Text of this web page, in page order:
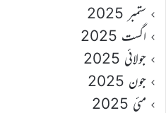
ستمبر 2025
اگست 2025
جولائی 2025
جون 2025
مئی 2025